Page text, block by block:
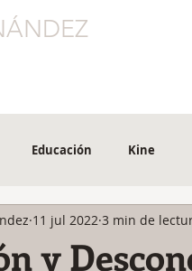
Educación Kine
y
11 jul 2022 3 min de